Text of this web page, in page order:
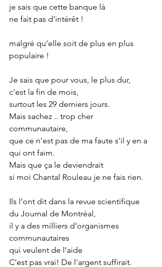
je sais que cette banque là
ne fait pas d’intérêt !
malgré qu’elle soit de plus en plus
populaire !
Je sais que pour vous, le plus dur,
c'est la fin de mois,
surtout les 29 derniers jours.
Mais sachez .. trop cher
communautaire,
que ce n'est pas de ma faute s'il y en a
qui ont faim.
Mais que ça le deviendrait
si moi Chantal Rouleau je ne fais rien.
Ils l'ont dit dans la revue scientifique
du Journal de Montréal,
il y a des milliers d’organismes
communautaires
qui veulent de l’aide
C'est pas vrai! De l'argent suffirait.